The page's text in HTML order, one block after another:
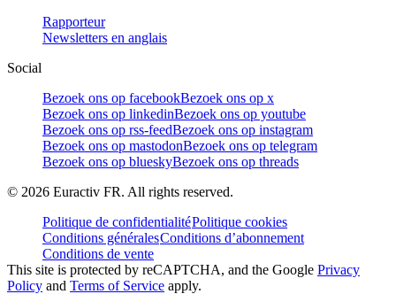
Rapporteur
Newsletters en anglais
Social
Bezoek ons op facebookBezoek ons op x
Bezoek ons op linkedinBezoek ons op youtube
Bezoek ons op rss-feedBezoek ons op instagram
Bezoek ons op mastodonBezoek ons op telegram
Bezoek ons op blueskyBezoek ons op threads
© 2026 Euractiv FR. All rights reserved.
Politique de confidentialitéPolitique cookies
Conditions généralesConditions d’abonnement
Conditions de vente
This site is protected by reCAPTCHA, and the Google Privacy
Policy and Terms of Service apply.